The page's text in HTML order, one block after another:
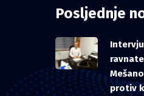
Posljednje
protiv